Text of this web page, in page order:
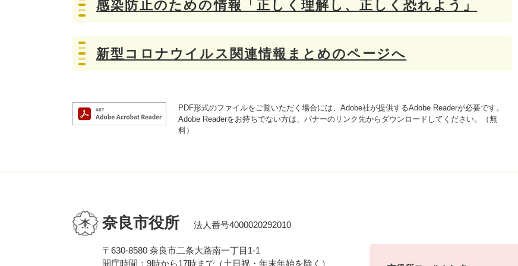
感染防止のための情報「正しく理解し、正しく恐れよう」
新型コロナウイルス関連情報まとめのページへ
PDF形式のファイルをご覧いただく場合には、Adobe社が提供するAdobe Readerが必要です。
Adobe Readerをお持ちでない方は、バナーのリンク先からダウンロードしてください。（無
料）
奈良市役所 法人番号4000020292010
〒630-8580 奈良市二条大路南一丁目1-1
開庁時間：9時から17時まで（土日祝・年末年始を除く）